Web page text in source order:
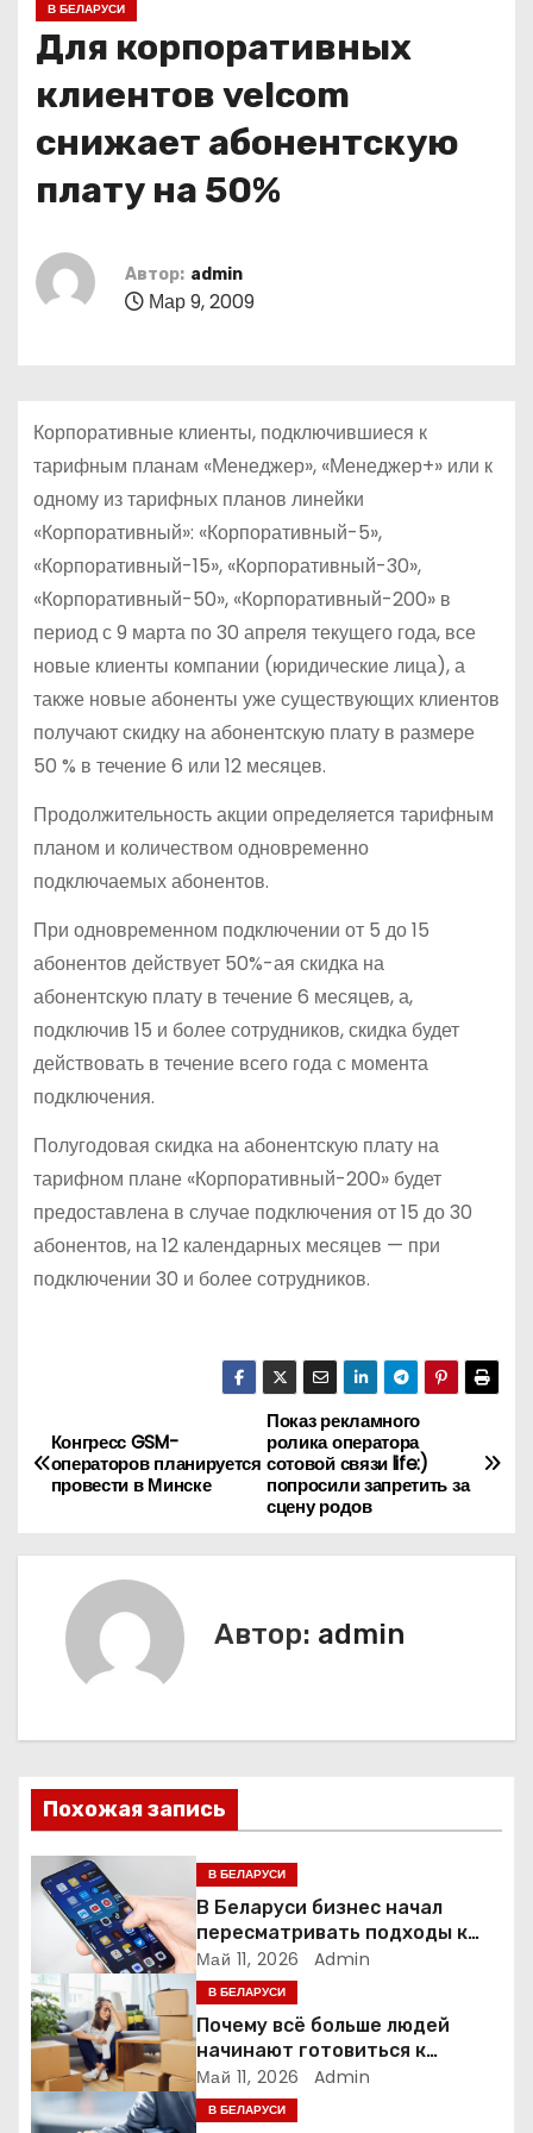
В БЕЛАРУСИ
Для корпоративных
клиентов velcom
снижает абонентскую
плату на 50%
Автор: admin
Мар 9, 2009
Корпоративные клиенты, подключившиеся к
тарифным планам «Менеджер», «Менеджер+» или к
одному из тарифных планов линейки
«Корпоративный»: «Корпоративный-5»,
«Корпоративный-15», «Корпоративный-30»,
«Корпоративный-50», «Корпоративный-200» в
период с 9 марта по 30 апреля текущего года, все
новые клиенты компании (юридические лица), а
также новые абоненты уже существующих клиентов
получают скидку на абонентскую плату в размере
50 % в течение 6 или 12 месяцев.
Продолжительность акции определяется тарифным
планом и количеством одновременно
подключаемых абонентов.
При одновременном подключении от 5 до 15
абонентов действует 50%-ая скидка на
абонентскую плату в течение 6 месяцев, а,
подключив 15 и более сотрудников, скидка будет
действовать в течение всего года с момента
подключения.
Полугодовая скидка на абонентскую плату на
тарифном плане «Корпоративный-200» будет
предоставлена в случае подключения от 15 до 30
абонентов, на 12 календарных месяцев — при
подключении 30 и более сотрудников.
Н
а
ц
и
я
п
з
а
п
Показ рекламного
ролика оператора
сотовой связи life:)
попросили запретить за
сцену родов
Конгресс GSM-
операторов планируется
провести в Минске
Автор: admin
Похожая запись
В БЕЛАРУСИ
В Беларуси бизнес начал
пересматривать подходы к
маркетингу и digital-рекламе
Май 11, 2026 Admin
В БЕЛАРУСИ
Почему всё больше людей
начинают готовиться к
переезду заранее
Май 11, 2026 Admin
В БЕЛАРУСИ